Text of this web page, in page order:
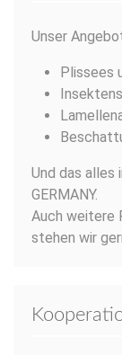
Unser
Plissees
Und das alles
GERMANY.
Auch weitere
stehen wir